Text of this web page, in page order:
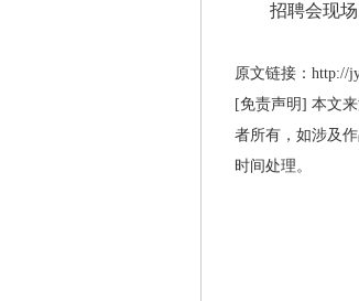
招聘会现场
原文链接：http://
[免责声明] 本文
者所有，如涉及
时间处理。